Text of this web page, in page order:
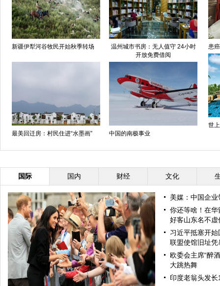
新疆伊犁河谷牧民开始秋季转场
温州城市书房：无人值守 24小时
开放免费借阅
最美回迁房：村民住进“水墨画” 中国的南极事业
患
世
国际 国内 财经 文化
美媒：中国企
你还等啥！在
好客山东名不虚
习近平抵塞开
联盟使馆旧址凭
欧委会主席“醉
大跳热舞
印度老翁头发